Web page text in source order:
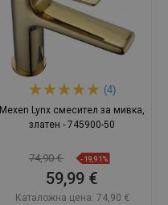
(4)
Mexen Lynx смесител за мивка,
златен - 745900-50
74,90 € -19,91%
59,99 €
Каталожна цена: 74,90 €